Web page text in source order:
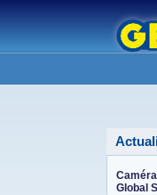
Global